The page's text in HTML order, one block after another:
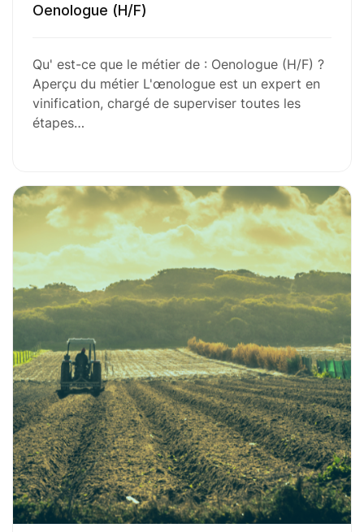
Oenologue (H/F)
Qu' est-ce que le métier de : Oenologue (H/F) ?
Aperçu du métier L'œnologue est un expert en
vinification, chargé de superviser toutes les
étapes…